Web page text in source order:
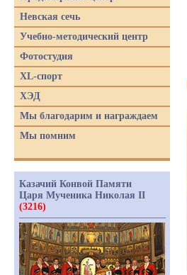
Невская сечь
Учебно-методический центр
Фотостудия
XL-спорт
ХЭД
Мы благодарим и награждаем
Мы помним
Казачий Конвой Памяти
Царя Мученика Николая II
(3216)